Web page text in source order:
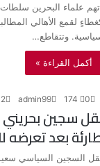
علماء البحرين سلطات
لقمع الأهالي
وتتقاطع…
أكمل القراءة »
admin99
12 0
سجين
بعد تعرضه
السجين السياسي